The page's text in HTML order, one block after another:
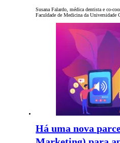
Susana Falardo, médica dentista e co-
Faculdade de Medicina da
Há uma nova